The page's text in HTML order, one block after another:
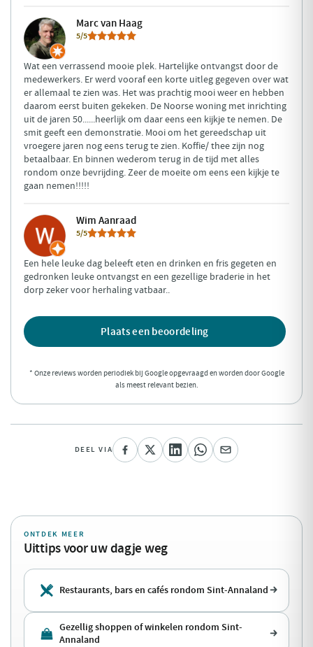
Marc van Haag
5/5
Wat een verrassend mooie plek. Hartelijke ontvangst door de
medewerkers. Er werd vooraf een korte uitleg gegeven over wat
er allemaal te zien was. Het was prachtig mooi weer en hebben
daarom eerst buiten gekeken. De Noorse woning met inrichting
uit de jaren 50......heerlijk om daar eens een kijkje te nemen. De
smit geeft een demonstratie. Mooi om het gereedschap uit
vroegere jaren nog eens terug te zien. Koffie/ thee zijn nog
betaalbaar. En binnen wederom terug in de tijd met alles
rondom onze bevrijding. Zeer de moeite om eens een kijkje te
gaan nemen!!!!!
Wim Aanraad
5/5
Een hele leuke dag beleeft eten en drinken en fris gegeten en
gedronken leuke ontvangst en een gezellige braderie in het
dorp zeker voor herhaling vatbaar..
Plaats een beoordeling
* Onze reviews worden periodiek bij Google opgevraagd en worden door Google
als meest relevant bezien.
DEEL VIA
ONTDEK MEER
Uittips voor uw dagje weg
Restaurants, bars en cafés rondom Sint-Annaland
Gezellig shoppen of winkelen rondom Sint-
Annaland